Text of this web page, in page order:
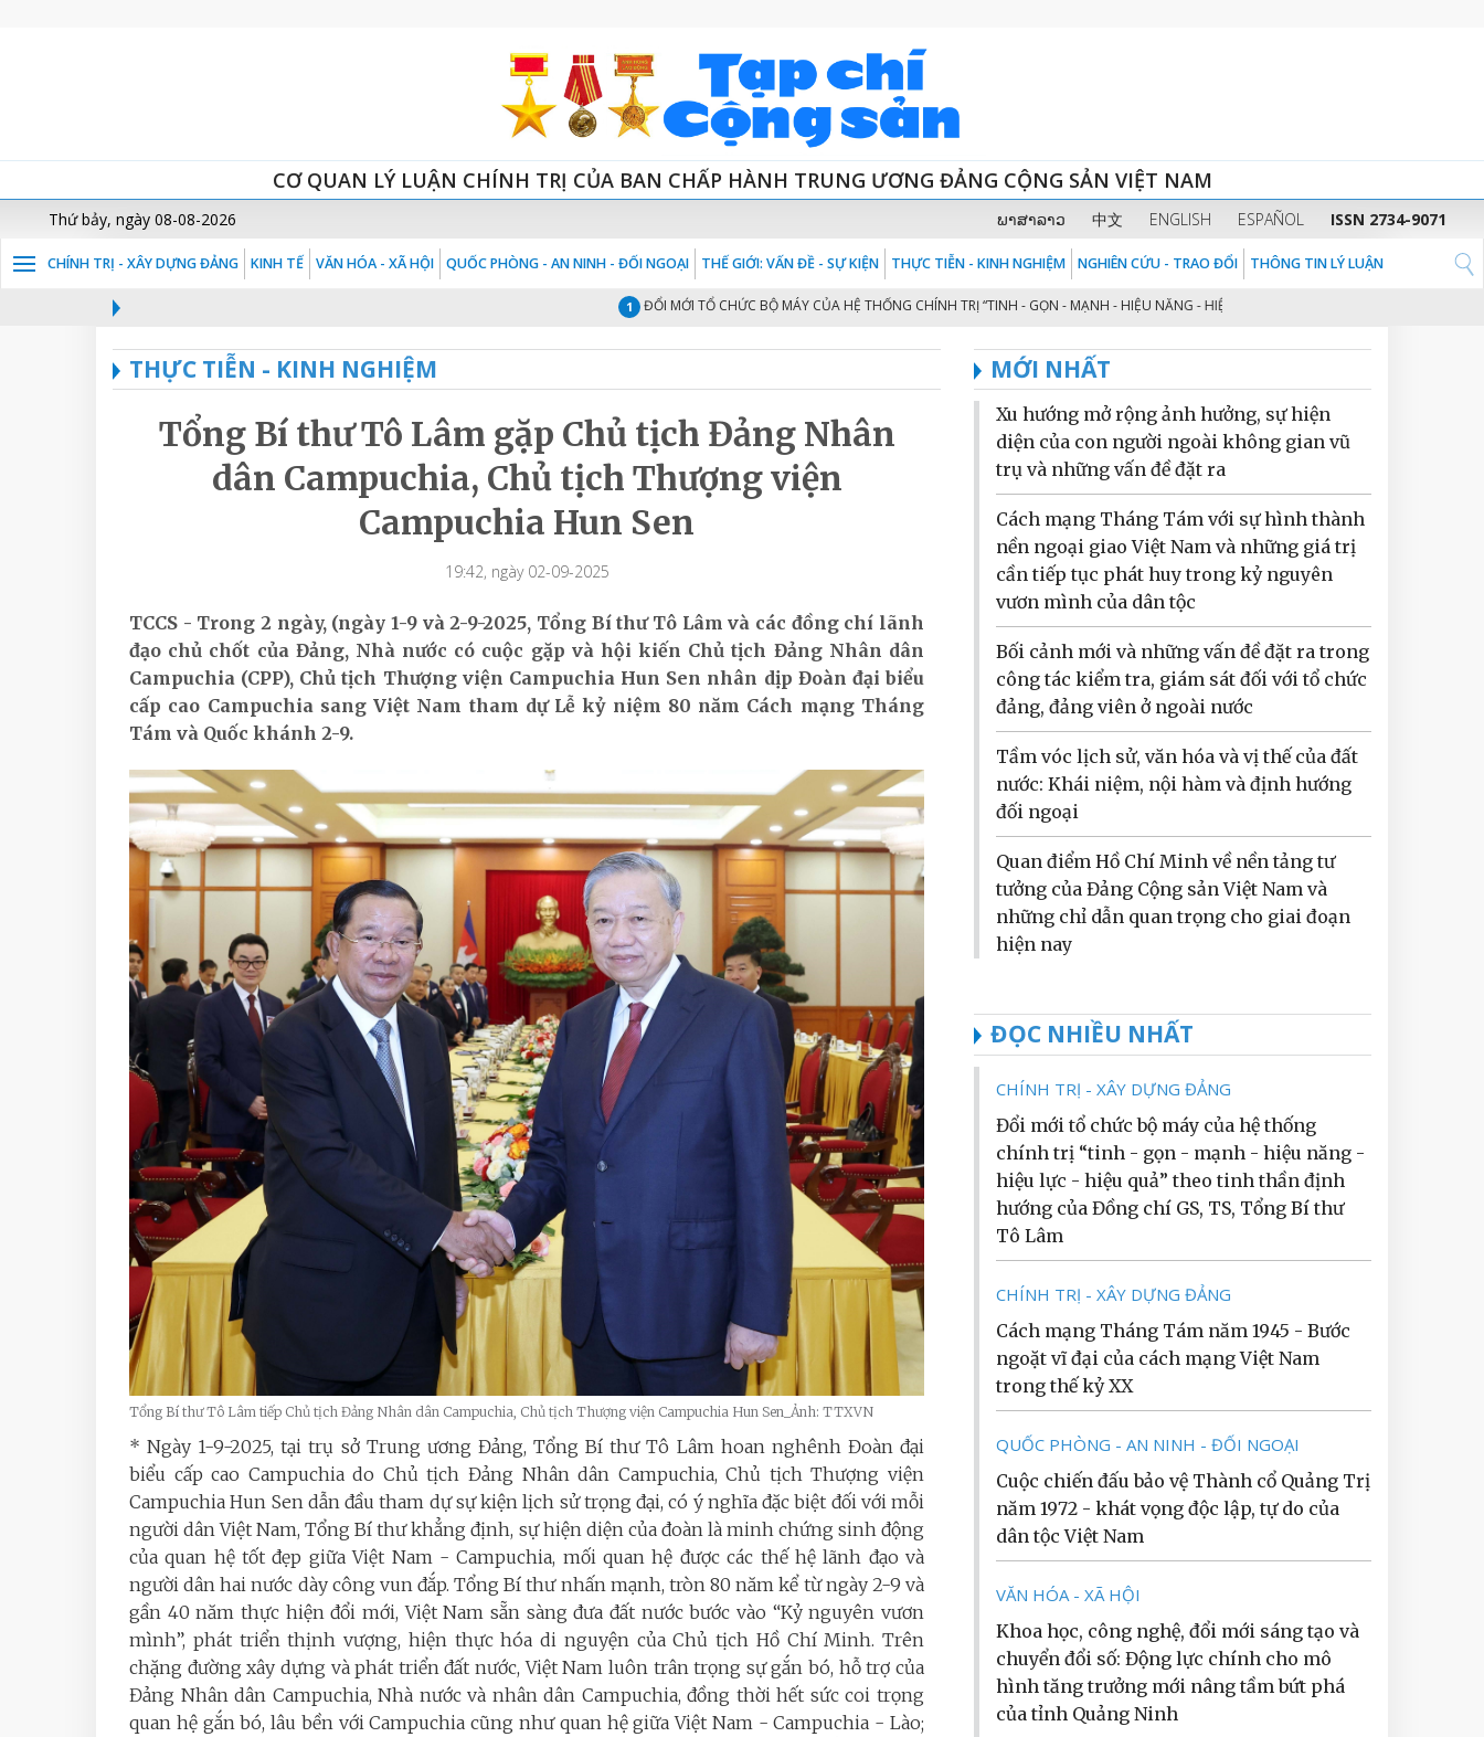
CƠ QUAN LÝ LUẬN CHÍNH TRỊ CỦA BAN CHẤP HÀNH TRUNG ƯƠNG ĐẢNG CỘNG SẢN VIỆT NAM
Thứ bảy, ngày 08-08-2026 ພາສາລາວ 中文 ENGLISH ESPAÑOL ISSN 2734-9071
CHÍNH TRỊ - XÂY DỰNG ĐẢNG KINH TẾ VĂN HÓA - XÃ HỘI QUỐC PHÒNG - AN NINH - ĐỐI NGOẠI THẾ GIỚI: VẤN ĐỀ - SỰ KIỆN THỰC TIỄN - KINH NGHIỆM NGHIÊN CỨU - TRAO ĐỔI THÔNG TIN LÝ LUẬN
ĐỔI MỚI TỔ CHỨC BỘ MÁY CỦA HỆ THỐNG CHÍNH TRỊ “TINH - GỌN - MẠNH - HIỆU NĂNG - HIỆU LỰC - HIỆU QUẢ” THEO TINH THẦN ĐỊNH
THỰC TIỄN - KINH NGHIỆM
Tổng Bí thư Tô Lâm gặp Chủ tịch Đảng Nhân
dân Campuchia, Chủ tịch Thượng viện
Campuchia Hun Sen
19:42, ngày 02-09-2025
TCCS - Trong 2 ngày, (ngày 1-9 và 2-9-2025, Tổng Bí thư Tô Lâm và các đồng chí lãnh
đạo chủ chốt của Đảng, Nhà nước có cuộc gặp và hội kiến Chủ tịch Đảng Nhân dân
Campuchia (CPP), Chủ tịch Thượng viện Campuchia Hun Sen nhân dịp Đoàn đại biểu
cấp cao Campuchia sang Việt Nam tham dự Lễ kỷ niệm 80 năm Cách mạng Tháng
Tám và Quốc khánh 2-9.
Tổng Bí thư Tô Lâm tiếp Chủ tịch Đảng Nhân dân Campuchia, Chủ tịch Thượng viện Campuchia Hun Sen_Ảnh: TTXVN
* Ngày 1-9-2025, tại trụ sở Trung ương Đảng, Tổng Bí thư Tô Lâm hoan nghênh Đoàn đại
biểu cấp cao Campuchia do Chủ tịch Đảng Nhân dân Campuchia,Chủ tịch Thượng viện
Campuchia Hun Sen dẫn đầu tham dự sự kiện lịch sử trọng đại, có ý nghĩa đặc biệt đối với mỗi
người dân Việt Nam, Tổng Bí thư khẳng định, sự hiện diện của đoàn là minh chứng sinh động
của quan hệ tốt đẹp giữa Việt Nam - Campuchia, mối quan hệ được các thế hệ lãnh đạo và
người dân hai nước dày công vun đắp. Tổng Bí thư nhấn mạnh, tròn 80 năm kể từ ngày 2-9 và
gần 40 năm thực hiện đổi mới, Việt Nam sẵn sàng đưa đất nước bước vào “Kỷ nguyên vươn
mình”, phát triển thịnh vượng, hiện thực hóa di nguyện của Chủ tịch Hồ Chí Minh. Trên
chặng đường xây dựng và phát triển đất nước, Việt Nam luôn trân trọng sự gắn bó, hỗ trợ của
Đảng Nhân dân Campuchia, Nhà nước và nhân dân Campuchia, đồng thời hết sức coi trọng
quan hệ gắn bó, lâu bền với Campuchia cũng như quan hệ giữa Việt Nam - Campuchia - Lào;
MỚI NHẤT
Xu hướng mở rộng ảnh hưởng, sự hiện
diện của con người ngoài không gian vũ
trụ và những vấn đề đặt ra
Cách mạng Tháng Tám với sự hình thành
nền ngoại giao Việt Nam và những giá trị
cần tiếp tục phát huy trong kỷ nguyên
vươn mình của dân tộc
Bối cảnh mới và những vấn đề đặt ra trong
công tác kiểm tra, giám sát đối với tổ chức
đảng, đảng viên ở ngoài nước
Tầm vóc lịch sử, văn hóa và vị thế của đất
nước: Khái niệm, nội hàm và định hướng
đối ngoại
Quan điểm Hồ Chí Minh về nền tảng tư
tưởng của Đảng Cộng sản Việt Nam và
những chỉ dẫn quan trọng cho giai đoạn
hiện nay
ĐỌC NHIỀU NHẤT
CHÍNH TRỊ - XÂY DỰNG ĐẢNG
Đổi mới tổ chức bộ máy của hệ thống
chính trị “tinh - gọn - mạnh - hiệu năng -
hiệu lực - hiệu quả” theo tinh thần định
hướng của Đồng chí GS, TS, Tổng Bí thư
Tô Lâm
CHÍNH TRỊ - XÂY DỰNG ĐẢNG
Cách mạng Tháng Tám năm 1945 - Bước
ngoặt vĩ đại của cách mạng Việt Nam
trong thế kỷ XX
QUỐC PHÒNG - AN NINH - ĐỐI NGOẠI
Cuộc chiến đấu bảo vệ Thành cổ Quảng Trị
năm 1972 - khát vọng độc lập, tự do của
dân tộc Việt Nam
VĂN HÓA - XÃ HỘI
Khoa học, công nghệ, đổi mới sáng tạo và
chuyển đổi số: Động lực chính cho mô
hình tăng trưởng mới nâng tầm bứt phá
của tỉnh Quảng Ninh